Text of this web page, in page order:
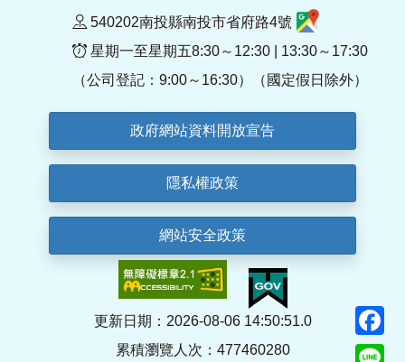
540202南投縣南投市省府路4號
星期一至星期五8:30～12:30 | 13:30～17:30
（公司登記：9:00～16:30）（國定假日除外）
政府網站資料開放宣告
隱私權政策
網站安全政策
更新日期：2026-08-06 14:50:51.0
累積瀏覽人次：477460280